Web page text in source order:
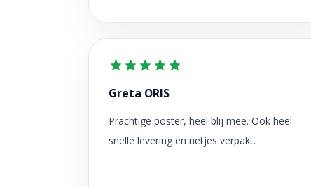
Greta ORIS
Prachtige poster, heel blij mee. Ook heel
snelle levering en netjes verpakt.